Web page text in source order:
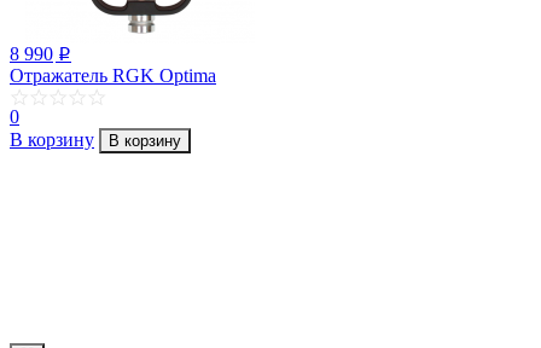
8 990 p
Отражатель RGK Optima
0
В корзину
В корзину